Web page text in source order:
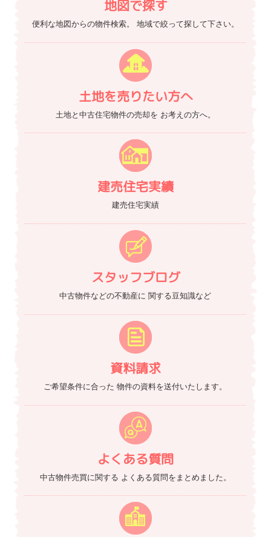
地図で探す
便利な地図からの物件検索。 地域で絞って探して下さい。
土地を売りたい方へ
土地と中古住宅物件の売却を お考えの方へ。
建売住宅実績
建売住宅実績
スタッフブログ
中古物件などの不動産に 関する豆知識など
資料請求
ご希望条件に合った 物件の資料を送付いたします。
よくある質問
中古物件売買に関する よくある質問をまとめました。